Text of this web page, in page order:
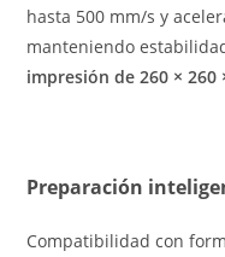
hasta 500 mm/s y
manteniendo
impresión de 260 × 260
Preparación
Compatibilidad con